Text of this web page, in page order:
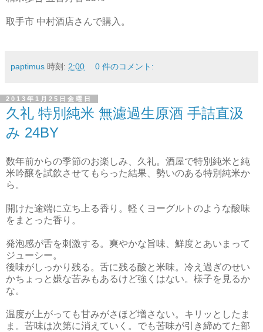
取手市 中村酒店さんで購入。
paptimus 時刻: 2:00 0 件のコメント:
2013年1月25日金曜日
久礼 特別純米 無濾過生原酒 手詰直汲
み 24BY
数年前からの季節のお楽しみ、久礼。酒屋で特別純米と純
米吟醸を試飲させてもらった結果、勢いのある特別純米か
ら。
開けた途端に立ち上る香り。軽くヨーグルトのような酸味
をまとった香り。
発泡感が舌を刺激する。爽やかな旨味、鮮度とあいまって
ジューシー。
後味がしっかり残る。舌に残る酸と米味。冷え過ぎのせい
かちょっと嫌な苦みもあるけど強くはない。様子を見るか
な。
温度が上がっても甘みがさほど増さない。キリッとしたま
ま。苦味は次第に消えていく。でも苦味が引き締めてた部